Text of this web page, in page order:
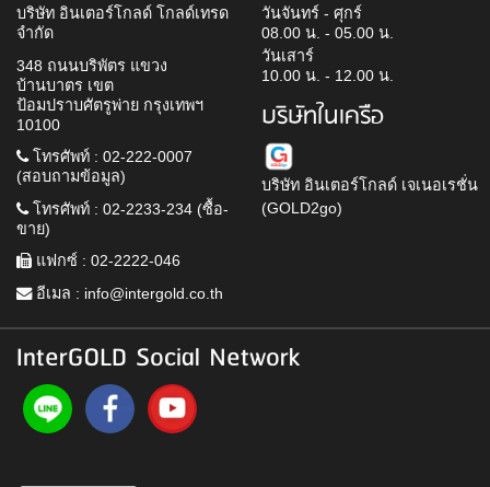
บริษัท อินเตอร์โกลด์ โกลด์เทรด
จำกัด
348 ถนนบริพัตร แขวง
บ้านบาตร เขต
ป้อมปราบศัตรูพ่าย กรุงเทพฯ
10100
โทรศัพท์ : 02-222-0007
(สอบถามข้อมูล)
โทรศัพท์ : 02-2233-234 (ซื้อ-
ขาย)
แฟกซ์ : 02-2222-046
อีเมล : info@intergold.co.th
วันจันทร์ - ศุกร์
08.00 น. - 05.00 น.
วันเสาร์
10.00 น. - 12.00 น.
บริษัทในเครือ
บริษัท อินเตอร์โกลด์ เจเนอเรชั่น
(GOLD2go)
InterGOLD Social Network